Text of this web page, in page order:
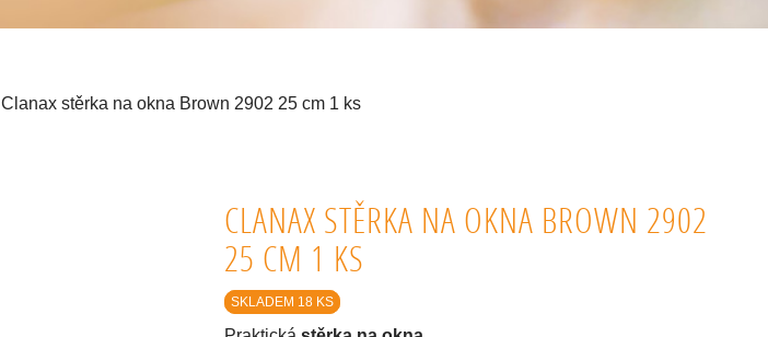
Clanax stěrka na okna Brown 2902 25 cm 1 ks
CLANAX STĚRKA NA OKNA BROWN 2902
25 CM 1 KS
SKLADEM 18 KS